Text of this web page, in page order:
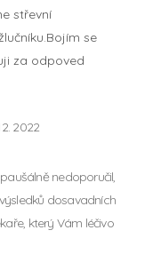
střevní
se
za odpoved
2022
nedoporučil,
dosavadních
který Vám léčivo